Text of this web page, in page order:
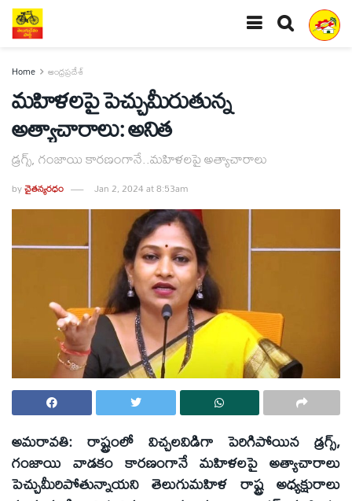
Home ఆంధ్రప్రదేశ్
మహిళలపై పెచ్చుమీరుతున్న
అత్యాచారాలు: అనిత
డ్రగ్స్‌, గంజాయి కారణంగానే..మహిళలపై అత్యాచారాలు
byచైతన్యరధం Jan 2, 2024 at 8:53am
అమరావతి: రాష్ట్రంలో విచ్చలవిడిగా పెరిగిపోయిన డ్రగ్స్‌,
గంజాయి వాడకం కారణంగానే మహిళలపై అత్యాచారాలు
పెచ్చుమీరిపోతున్నాయని తెలుగుమహిళ రాష్ట్ర అధ్యక్షురాలు